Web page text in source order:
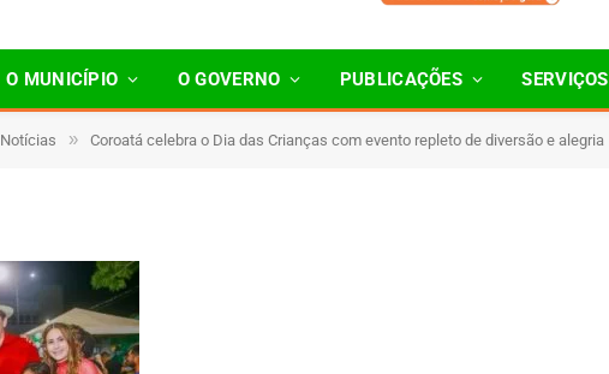
O MUNICÍPIO O GOVERNO PUBLICAÇÕES SERVIÇOS
Notícias » Coroatá celebra o Dia das Crianças com evento repleto de diversão e alegria